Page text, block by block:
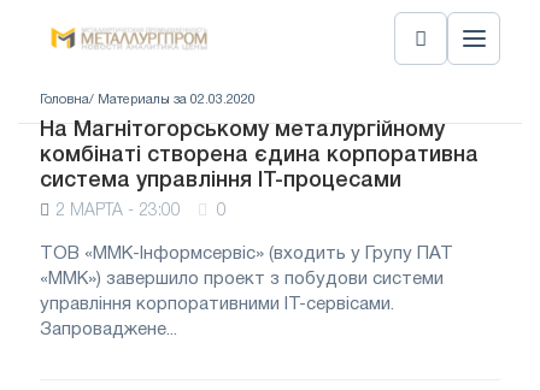
Головна/ Материалы за 02.03.2020
На Магнітогорському металургійному
комбінаті створена єдина корпоративна
система управління ІТ-процесами
2 МАРТА - 23:00 0
ТОВ «ММК-Інформсервіс» (входить у Групу ПАТ
«ММК») завершило проект з побудови системи
управління корпоративними ІТ-сервісами.
Запроваджене...